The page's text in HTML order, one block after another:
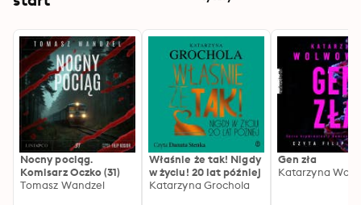
Nocny pociąg.
Komisarz Oczko (31)
Tomasz Wandzel
Właśnie że tak! Nigdy
w życiu! 20 lat później
Katarzyna Grochola
Gen zła
Katarzyna